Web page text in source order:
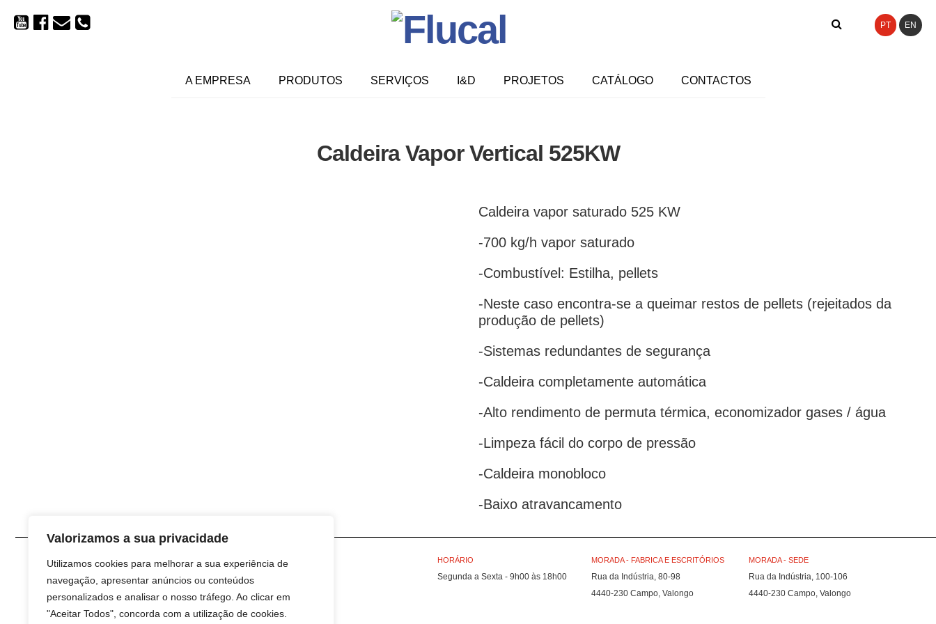
Valorizamos a sua privacidade
Utilizamos cookies para melhorar a sua experiência de
navegação, apresentar anúncios ou conteúdos
personalizados e analisar o nosso tráfego. Ao clicar em
"Aceitar Todos", concorda com a utilização de cookies.
PT EN
A EMPRESA PRODUTOS SERVIÇOS I&D PROJETOS CATÁLOGO CONTACTOS
Caldeira Vapor Vertical 525KW
Caldeira vapor saturado 525 KW
-700 kg/h vapor saturado
-Combustível: Estilha, pellets
-Neste caso encontra-se a queimar restos de pellets (rejeitados da
produção de pellets)
-Sistemas redundantes de segurança
-Caldeira completamente automática
-Alto rendimento de permuta térmica, economizador gases / água
-Limpeza fácil do corpo de pressão
-Caldeira monobloco
-Baixo atravancamento
© 2026 Desenvolvido por
GLanDrive
HORÁRIO
Segunda a Sexta - 9h00 às 18h00
MORADA - FABRICA E ESCRITÓRIOS
Rua da Indústria, 80-98
4440-230 Campo, Valongo
MORADA - SEDE
Rua da Indústria, 100-106
4440-230 Campo, Valongo